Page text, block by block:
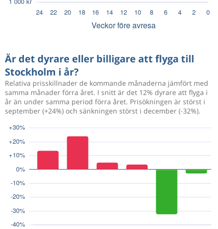
Är det dyrare eller billigare att flyga till
Stockholm i år?
Relativa prisskillnader de kommande månaderna jämfört med
samma månader förra året. I snitt är det 12% dyrare att flyga i
år än under samma period förra året. Prisökningen är störst i
september (+24%) och sänkningen störst i december (-32%).